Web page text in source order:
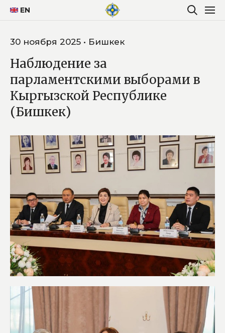
EN
30 ноября 2025 • Бишкек
Наблюдение за
парламентскими выборами в
Кыргызской Республике
(Бишкек)